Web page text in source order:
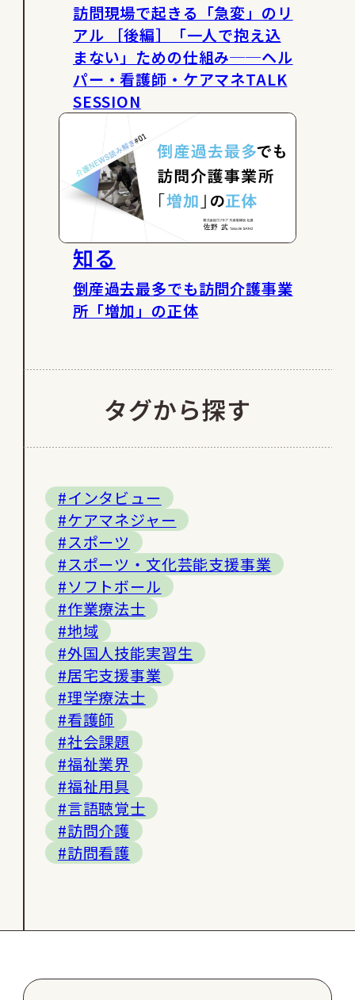
訪問現場で起きる「急変」のリ
アル ［後編］「一人で抱え込
まない」ための仕組み──ヘル
パー・看護師・ケアマネTALK
SESSION
知る
倒産過去最多でも訪問介護事業
所「増加」の正体
タグから探す
#インタビュー
#ケアマネジャー
#スポーツ
#スポーツ・文化芸能支援事業
#ソフトボール
#作業療法士
#地域
#外国人技能実習生
#居宅支援事業
#理学療法士
#看護師
#社会課題
#福祉業界
#福祉用具
#言語聴覚士
#訪問介護
#訪問看護